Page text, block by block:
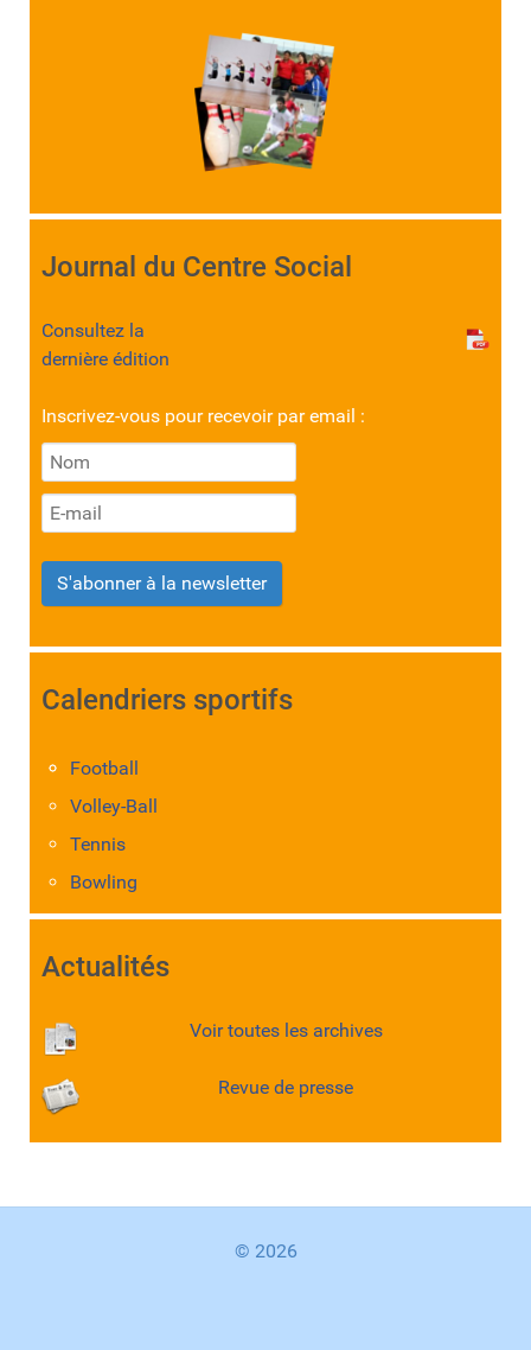
Journal du Centre Social
Consultez la
dernière édition
Inscrivez-vous pour recevoir par email :
S'abonner à la newsletter
Calendriers sportifs
Football
Volley-Ball
Tennis
Bowling
Actualités
Voir toutes les archives
Revue de presse
© 2026